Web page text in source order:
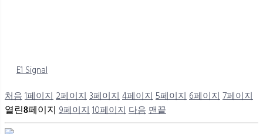
E1 Signal
처음1페이지2페이지3페이지4페이지5페이지6페이지7페이지
열린8페이지 9페이지10페이지다음맨끝